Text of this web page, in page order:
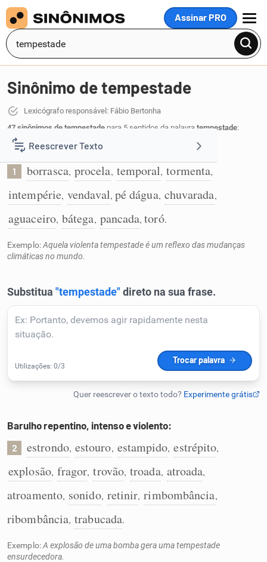
Assinar PRO
MENU
Reescrever Texto
Resumir Texto
Corrigir Texto
Detector de IA
Conexões
Dicionário
Sinônimos
Sinônimo de tempestade
Lexicógrafo responsável: Fábio Bertonha
47 sinônimos de tempestade para 5 sentidos da palavra tempestade:
Perturbação atmosférica violenta:
1 borrasca, procela, temporal, tormenta,
intempérie, vendaval, pé dágua, chuvarada,
aguaceiro, bátega, pancada,toró.
Exemplo:Aquela violenta tempestade é um reflexo das mudanças
climáticas no mundo.
Barulho repentino, intenso e violento:
2 estrondo, estouro, estampido, estrépito,
explosão, fragor, trovão, troada, atroada,
atroamento, sonido, retinir, rimbombância,
ribombância, trabucada.
Exemplo:A explosão de uma bomba gera uma tempestade
ensurdecedora.